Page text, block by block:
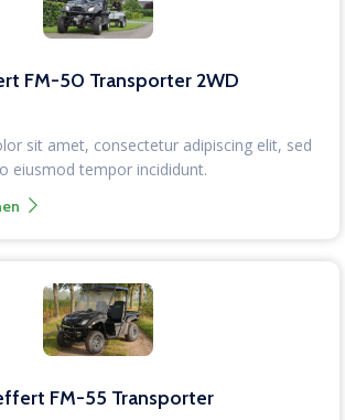
FM-50 Transporter 2WD
sit amet, consectetur adipiscing elit, sed
eiusmod tempor incididunt.
FM-55 Transporter